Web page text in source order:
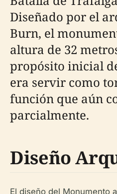
Diseñado por el
Burn, el
altura de 32
propósito inicial
era servir como
función que aún
parcialmente.
Diseño
El diseño del Monumento